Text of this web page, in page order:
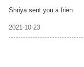
Shriya sent you a frien
2021-10-23